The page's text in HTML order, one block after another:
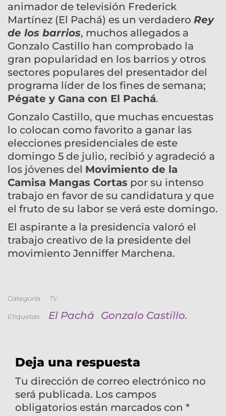
animador de televisión Frederick
Martínez (El Pachá) es un verdadero Rey
de los barrios, muchos allegados a
Gonzalo Castillo han comprobado la
gran popularidad en los barrios y otros
sectores populares del presentador del
programa líder de los fines de semana;
Pégate y Gana con El Pachá.
Gonzalo Castillo, que muchas encuestas
lo colocan como favorito a ganar las
elecciones presidenciales de este
domingo 5 de julio, recibió y agradeció a
los jóvenes del Movimiento de la
Camisa Mangas Cortas por su intenso
trabajo en favor de su candidatura y que
el fruto de su labor se verá este domingo.
El aspirante a la presidencia valoró el
trabajo creativo de la presidente del
movimiento Jenniffer Marchena.
Categoría TV
Etiquetas El Pachá Gonzalo Castillo.
Deja una respuesta
Tu dirección de correo electrónico no
será publicada. Los campos
obligatorios están marcados con *